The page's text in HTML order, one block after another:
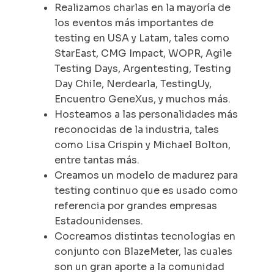
Realizamos charlas en la mayoría de
los eventos más importantes de
testing en USA y Latam, tales como
StarEast, CMG Impact, WOPR, Agile
Testing Days, Argentesting, Testing
Day Chile, Nerdearla, TestingUy,
Encuentro GeneXus, y muchos más.
Hosteamos a las personalidades más
reconocidas de la industria, tales
como Lisa Crispin y Michael Bolton,
entre tantas más.
Creamos un modelo de madurez para
testing continuo que es usado como
referencia por grandes empresas
Estadounidenses.
Cocreamos distintas tecnologías en
conjunto con BlazeMeter, las cuales
son un gran aporte a la comunidad